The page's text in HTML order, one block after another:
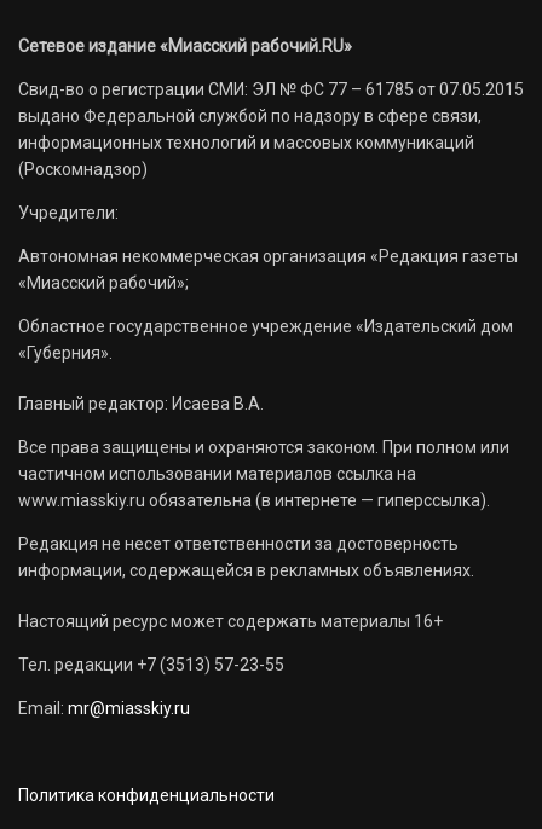
Сетевое издание «Миасский рабочий.RU»
Свид-во о регистрации СМИ: ЭЛ № ФС 77 – 61785 от 07.05.2015
выдано Федеральной службой по надзору в сфере связи,
информационных технологий и массовых коммуникаций
(Роскомнадзор)
Учредители:
Автономная некоммерческая организация «Редакция газеты
«Миасский рабочий»;
Областное государственное учреждение «Издательский дом
«Губерния».
Главный редактор: Исаева В.А.
Все права защищены и охраняются законом. При полном или
частичном использовании материалов ссылка на
www.miasskiy.ru обязательна (в интернете — гиперссылка).
Редакция не несет ответственности за достоверность
информации, содержащейся в рекламных объявлениях.
Настоящий ресурс может содержать материалы 16+
Тел. редакции +7 (3513) 57-23-55
Email: mr@miasskiy.ru
Политика конфиденциальности